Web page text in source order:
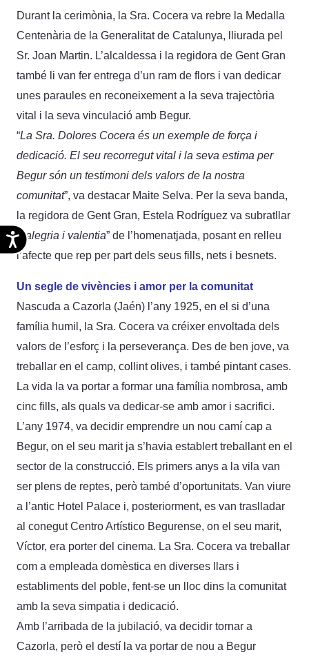
Accesibilidad
Durant la cerimònia, la Sra. Cocera va rebre la Medalla
Centenària de la Generalitat de Catalunya, lliurada pel
Sr. Joan Martin. L’alcaldessa i la regidora de Gent Gran
també li van fer entrega d’un ram de flors i van dedicar
unes paraules en reconeixement a la seva trajectòria
vital i la seva vinculació amb Begur.
“La Sra. Dolores Cocera és un exemple de força i
dedicació. El seu recorregut vital i la seva estima per
Begur són un testimoni dels valors de la nostra
comunitat”, va destacar Maite Selva. Per la seva banda,
la regidora de Gent Gran, Estela Rodríguez va subratllar
“ l’alegria i valentia” de l’homenatjada, posant en relleu
l’afecte que rep per part dels seus fills, nets i besnets.
Un segle de vivències i amor per la comunitat
Nascuda a Cazorla (Jaén) l’any 1925, en el si d’una
família humil, la Sra. Cocera va créixer envoltada dels
valors de l’esforç i la perseverança. Des de ben jove, va
treballar en el camp, collint olives, i també pintant cases.
La vida la va portar a formar una família nombrosa, amb
cinc fills, als quals va dedicar-se amb amor i sacrifici.
L’any 1974, va decidir emprendre un nou camí cap a
Begur, on el seu marit ja s’havia establert treballant en el
sector de la construcció. Els primers anys a la vila van
ser plens de reptes, però també d’oportunitats. Van viure
a l’antic Hotel Palace i, posteriorment, es van traslladar
al conegut Centro Artístico Begurense, on el seu marit,
Víctor, era porter del cinema. La Sra. Cocera va treballar
com a empleada domèstica en diverses llars i
establiments del poble, fent-se un lloc dins la comunitat
amb la seva simpatia i dedicació.
Amb l’arribada de la jubilació, va decidir tornar a
Cazorla, però el destí la va portar de nou a Begur